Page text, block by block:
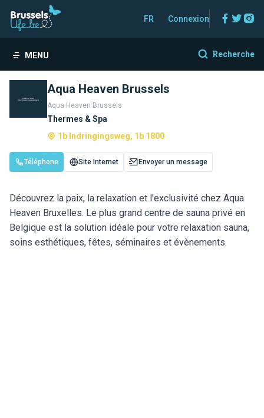
FR Connexion
MENU Recherche
Aqua Heaven Brussels
Aqua Heaven Brussels
Thermes & Spa
1b Indringingsweg, 1b 1800
Téléphone Site Internet Envoyer un message
Découvrez la paix, la relaxation et l'exclusivité chez Aqua
Heaven Bruxelles. Le plus grand centre de sauna privé en
Belgique est la solution idéale pour votre relaxation sauna,
soins esthétiques, fêtes, séminaires et évènements.